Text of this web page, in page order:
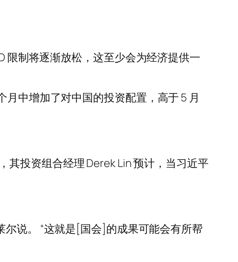
限制将逐渐放松，这至少会为经济提供一
中增加了对中国的投资配置，高于 5 月
投资组合经理 Derek Lin 预计，当习近平
尔说。 “这就是[国会]的成果可能会有所帮